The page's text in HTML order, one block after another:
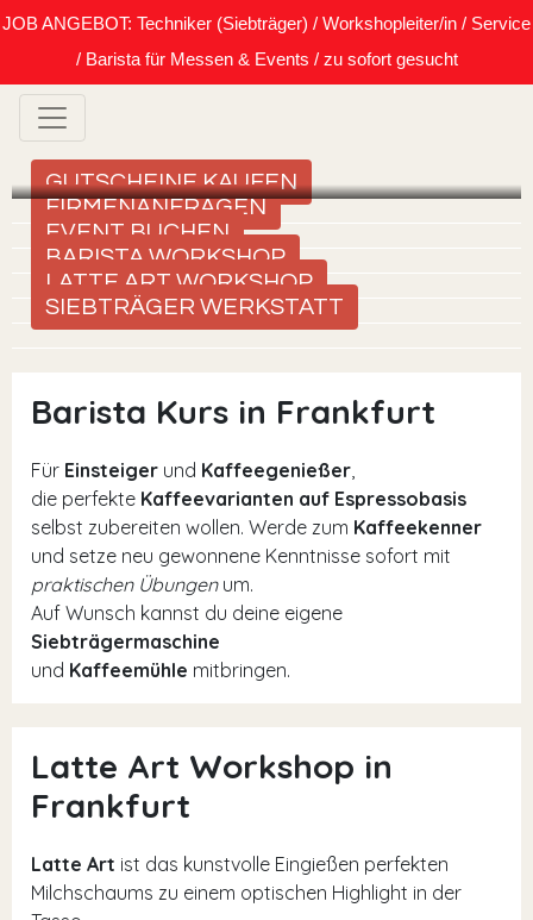
JOB ANGEBOT: Techniker (Siebträger) / Workshopleiter/in / Service
/ Barista für Messen & Events / zu sofort gesucht
GUTSCHEINE KAUFEN
FIRMENANFRAGEN
EVENT BUCHEN
BARISTA WORKSHOP
LATTE ART WORKSHOP
SIEBTRÄGER WERKSTATT
Barista Kurs in Frankfurt
Für Einsteiger und Kaffeegenießer,
die perfekte Kaffeevarianten auf Espressobasis
selbst zubereiten wollen. Werde zum Kaffeekenner
und setze neu gewonnene Kenntnisse sofort mit
praktischen Übungenum.
Auf Wunsch kannst du deine eigene
Siebträgermaschine
und Kaffeemühle mitbringen.
Latte Art Workshop in
Frankfurt
Latte Art ist das kunstvolle Eingießen perfekten
Milchschaums zu einem optischen Highlight in der